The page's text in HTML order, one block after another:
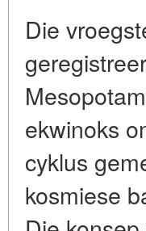
Die
ekwinoks
cyklus
kosmiese